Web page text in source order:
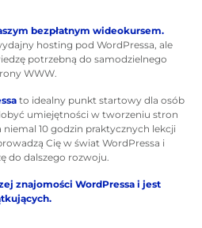
bezpłatnym wideokursem.
hosting pod WordPressa, ale
potrzebną do samodzielnego
WWW.
to idealny punkt startowy dla osób
umiejętności w tworzeniu stron
10 godzin praktycznych lekcji
Cię w świat WordPressa i
do dalszego rozwoju.
znajomości WordPressa i jest